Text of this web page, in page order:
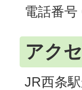
電話番号
アク
JR西条